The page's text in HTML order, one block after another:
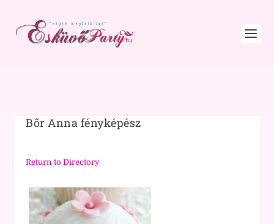
Bőr Anna fényképész
Return to Directory